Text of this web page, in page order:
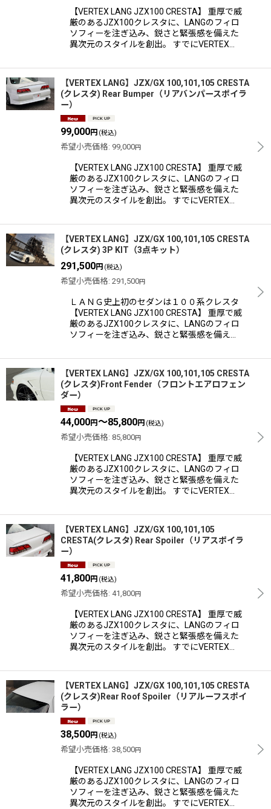
【VERTEX LANG JZX100 CRESTA】 重厚で威
厳のあるJZX100クレスタに、LANGのフィロ
ソフィーを注ぎ込み、鋭さと緊張感を備えた
異次元のスタイルを創出。 すでにVERTEX…
【VERTEX LANG】JZX/GX 100,101,105 CRESTA
(クレスタ) Rear Bumper（リアバンパースポイラ
ー）
99,000円 (税込)
希望小売価格: 99,000円
【VERTEX LANG JZX100 CRESTA】 重厚で威
厳のあるJZX100クレスタに、LANGのフィロ
ソフィーを注ぎ込み、鋭さと緊張感を備えた
異次元のスタイルを創出。 すでにVERTEX…
【VERTEX LANG】JZX/GX 100,101,105 CRESTA
(クレスタ) 3P KIT（3点キット）
291,500円 (税込)
希望小売価格: 291,500円
ＬＡＮＧ史上初のセダンは１００系クレスタ
【VERTEX LANG JZX100 CRESTA】 重厚で威
厳のあるJZX100クレスタに、LANGのフィロ
ソフィーを注ぎ込み、鋭さと緊張感を備え…
【VERTEX LANG】JZX/GX 100,101,105 CRESTA
(クレスタ)Front Fender（フロントエアロフェン
ダー）
44,000円～85,800円 (税込)
希望小売価格: 85,800円
【VERTEX LANG JZX100 CRESTA】 重厚で威
厳のあるJZX100クレスタに、LANGのフィロ
ソフィーを注ぎ込み、鋭さと緊張感を備えた
異次元のスタイルを創出。 すでにVERTEX…
【VERTEX LANG】JZX/GX 100,101,105
CRESTA(クレスタ) Rear Spoiler（リアスポイラ
ー）
41,800円 (税込)
希望小売価格: 41,800円
【VERTEX LANG JZX100 CRESTA】 重厚で威
厳のあるJZX100クレスタに、LANGのフィロ
ソフィーを注ぎ込み、鋭さと緊張感を備えた
異次元のスタイルを創出。 すでにVERTEX…
【VERTEX LANG】JZX/GX 100,101,105 CRESTA
(クレスタ)Rear Roof Spoiler（リアルーフスポイ
ラー）
38,500円 (税込)
希望小売価格: 38,500円
【VERTEX LANG JZX100 CRESTA】 重厚で威
厳のあるJZX100クレスタに、LANGのフィロ
ソフィーを注ぎ込み、鋭さと緊張感を備えた
異次元のスタイルを創出。 すでにVERTEX…